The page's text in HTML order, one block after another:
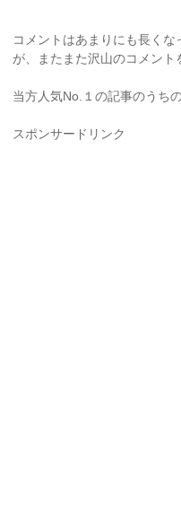
コメントはあまりにも長く
が、またまた沢山のコメント
当方人気No.１の記事のうち
スポンサードリンク